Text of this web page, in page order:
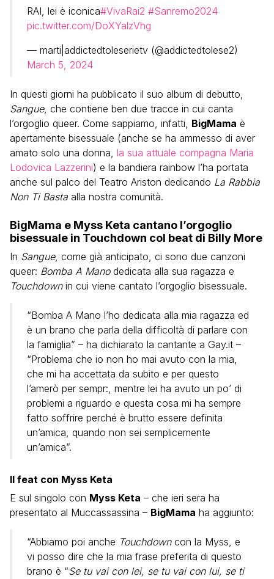
RAI, lei è iconica#VivaRai2 #Sanremo2024
pic.twitter.com/DoXYalzVhg
— marti|addictedtoleserietv (@addictedtolese2)
March 5, 2024
In questi giorni ha pubblicato il suo album di debutto,
Sangue, che contiene ben due tracce in cui canta
l’orgoglio queer. Come sappiamo, infatti, BigMama è
apertamente bisessuale (anche se ha ammesso di aver
amato solo una donna, la sua attuale compagna Maria
Lodovica Lazzerini) e la bandiera rainbow l’ha portata
anche sul palco del Teatro Ariston dedicando La Rabbia
Non Ti Basta alla nostra comunità.
BigMama e Myss Keta cantano l’orgoglio
bisessuale in Touchdown col beat di Billy More
In Sangue, come già anticipato, ci sono due canzoni
queer: Bomba A Manodedicata alla sua ragazza e
Touchdownin cui viene cantato l’orgoglio bisessuale.
“Bomba A Mano l’ho dedicata alla mia ragazza ed
è un brano che parla della difficoltà di parlare con
la famiglia” – ha dichiarato la cantante a Gay.it –
“Problema che io non ho mai avuto con la mia,
che mi ha accettata da subito e per questo
l’amerò per sempr:, mentre lei ha avuto un po’ di
problemi a riguardo e questa cosa mi ha sempre
fatto soffrire perché è brutto essere definita
un’amica, quando non sei semplicemente
un’amica”.
Il feat con Myss Keta
E sul singolo con Myss Keta – che ieri sera ha
presentato al Muccassassina – BigMama ha aggiunto:
“Abbiamo poi anche Touchdowncon la Myss, e
vi posso dire che la mia frase preferita di questo
brano è “Se tu vai con lei, se tu vai con lui, se ti